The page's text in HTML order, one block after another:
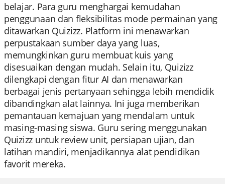
belajar. Para guru menghargai kemudahan
penggunaan dan fleksibilitas mode permainan yang
ditawarkan Quizizz. Platform ini menawarkan
perpustakaan sumber daya yang luas,
memungkinkan guru membuat kuis yang
disesuaikan dengan mudah. Selain itu, Quizizz
dilengkapi dengan fitur AI dan menawarkan
berbagai jenis pertanyaan sehingga lebih mendidik
dibandingkan alat lainnya. Ini juga memberikan
pemantauan kemajuan yang mendalam untuk
masing-masing siswa. Guru sering menggunakan
Quizizz untuk review unit, persiapan ujian, dan
latihan mandiri, menjadikannya alat pendidikan
favorit mereka.